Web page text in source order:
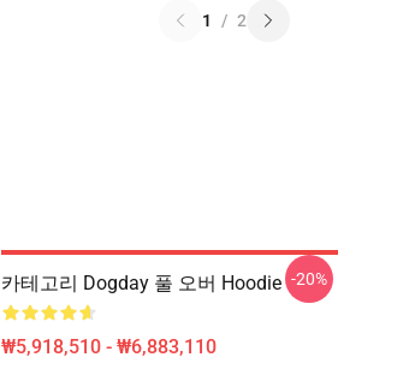
1 / 2
카테고리 Dogday 풀 오버 Hoodie
₩5,918,510 - ₩6,883,110
-20%